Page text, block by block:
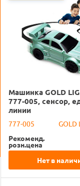
Машинка GOLD
777-005, сенсор,
линии
777-005
GOLD
Рекоменд.
розн.цена
Нет в